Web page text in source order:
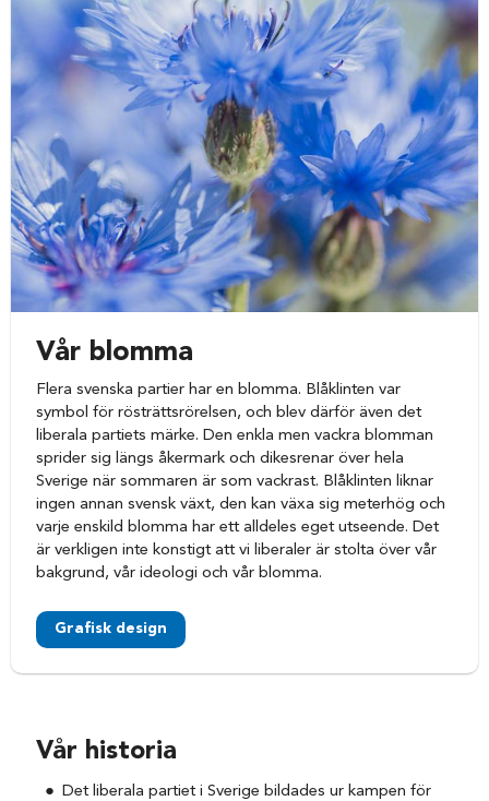
Vår blomma
Flera svenska partier har en blomma. Blåklinten var
symbol för rösträttsrörelsen, och blev därför även det
liberala partiets märke. Den enkla men vackra blomman
sprider sig längs åkermark och dikesrenar över hela
Sverige när sommaren är som vackrast. Blåklinten liknar
ingen annan svensk växt, den kan växa sig meterhög och
varje enskild blomma har ett alldeles eget utseende. Det
är verkligen inte konstigt att vi liberaler är stolta över vår
bakgrund, vår ideologi och vår blomma.
Grafisk design
Vår historia
Det liberala partiet i Sverige bildades ur kampen för